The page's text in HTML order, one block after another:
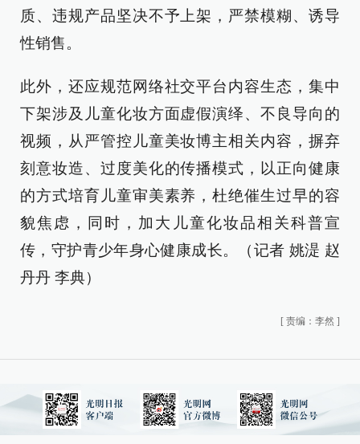
质、违规产品坚决不予上架，严禁模糊、诱导
性销售。
此外，还应规范网络社交平台内容生态，集中
下架涉及儿童化妆方面虚假演绎、不良导向的
视频，从严管控儿童美妆博主相关内容，摒弃
刻意妆造、过度美化的传播模式，以正向健康
的方式培育儿童审美素养，杜绝催生过早的容
貌焦虑，同时，加大儿童化妆品相关科普宣
传，守护青少年身心健康成长。（记者 姚湜 赵
丹丹 李典）
[ 责编：李然 ]